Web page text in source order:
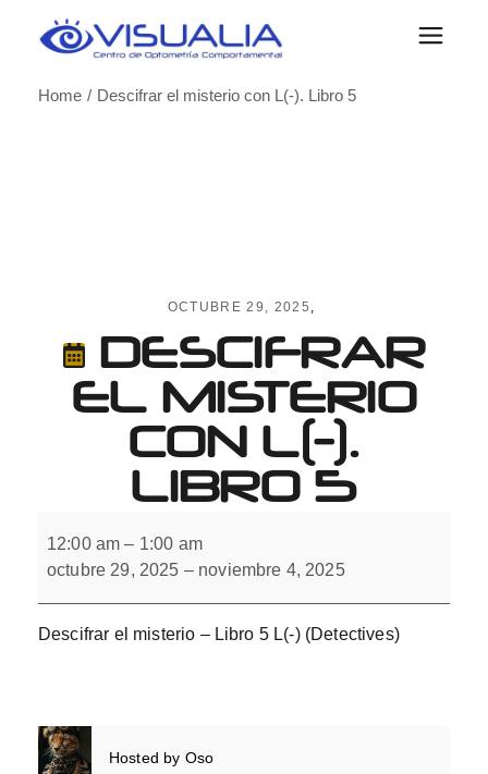
Home
Descifrar el misterio con L(-). Libro 5
OCTUBRE 29, 2025
DESCIFRAR
EL MISTERIO
CON L(-).
LIBRO 5
el
misterio
con
Libro
5
12:00 am – 1:00 am
octubre 29, 2025 – noviembre 4, 2025
Descifrar el misterio – Libro 5 L(-) (Detectives)
Hosted by Oso